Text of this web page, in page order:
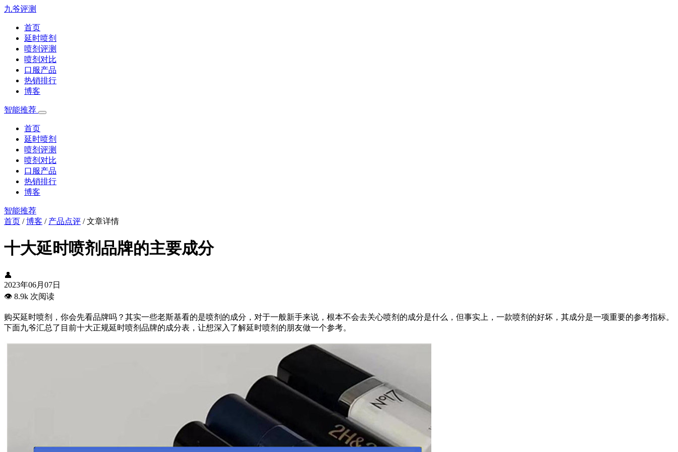
九爷评测
首页
延时喷剂
喷剂评测
喷剂对比
口服产品
热销排行
博客
智能推荐
首页
延时喷剂
喷剂评测
喷剂对比
口服产品
热销排行
博客
智能推荐
首页 /博客 / 产品点评 /文章详情
十大延时喷剂品牌的主要成分
👤
2023年06月07日
👁️ 8.9k 次阅读
购买延时喷剂，你会先看品牌吗？其实一些老斯基看的是喷剂的成分，对于一般新手来说，根本不会去关心喷剂的成分是什么，但事实上，一款喷剂的好坏，其成分是一项重要的参考指标。
下面九爷汇总了目前十大正规延时喷剂品牌的成分表，让想深入了解延时喷剂的朋友做一个参考。